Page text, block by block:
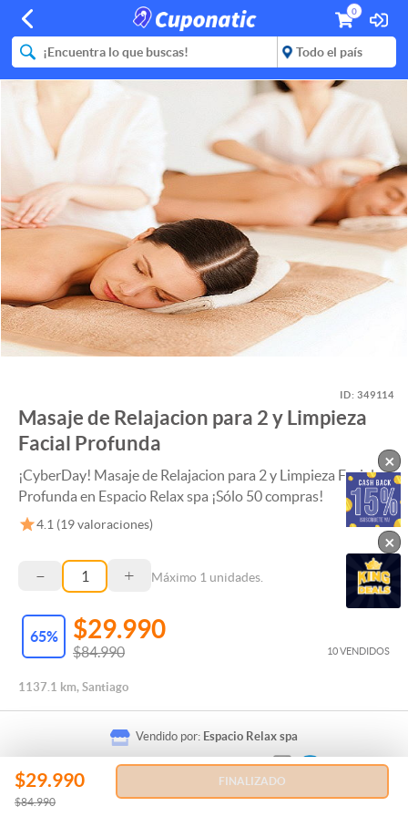
0
ID:349114
Masaje de Relajacion para 2 y Limpieza
Facial Profunda
¡CyberDay! Masaje de Relajacion para 2 y Limpieza Facial
Profunda en Espacio Relax spa ¡Sólo 50 compras!
4.1 (19 valoraciones)
– + Máximo 1 unidades.
65% $29.990
$84.990 10 VENDIDOS
1137.1 km, Santiago
Vendido por: Espacio Relax spa
$29.990
$84.990
FINALIZADO
×
×